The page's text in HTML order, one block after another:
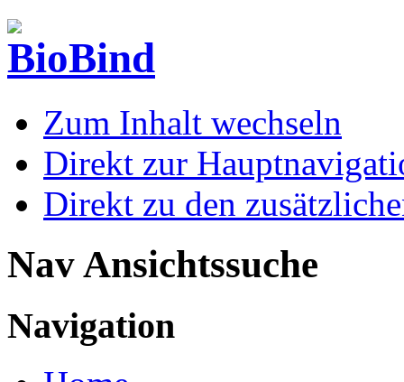
Zum Inhalt wechseln
Direkt zur
Direkt zu den
Nav Ansichtssuche
Navigation